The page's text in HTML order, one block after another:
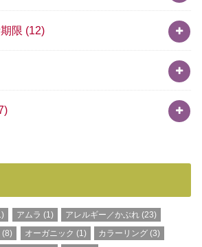
限 (12)
アムラ (1) アレルギー／かぶれ(23)
(8) オーガニック (1) カラーリング(3)